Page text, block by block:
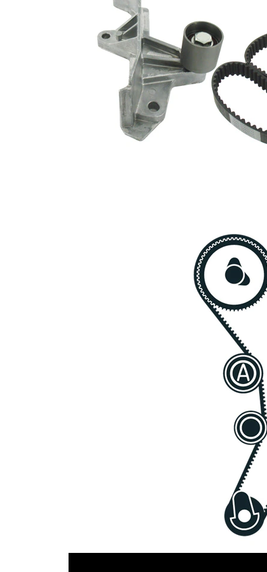
01170
de apă,
VKPC
81620
1